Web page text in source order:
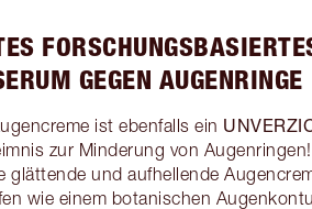
GEGEN AUGENRINGE
ist ebenfalls ein
zur Minderung von Augenringen!
glättende und aufhellende
wie einem botanischen